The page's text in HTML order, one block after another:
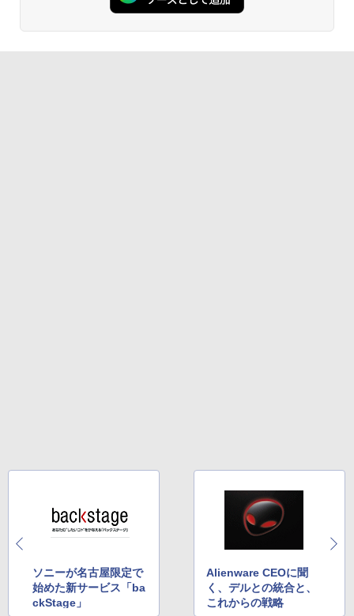
ソニーが名古屋限定で
始めた新サービス「ba
ckStage」
Alienware CEOに聞
く、デルとの統合と、
これからの戦略